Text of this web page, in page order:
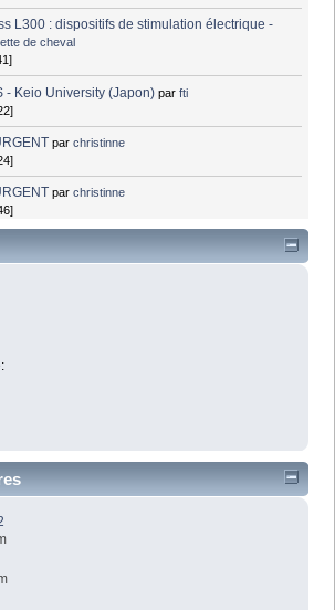
L300 : dispositifs de stimulation électrique -
de cheval
- Keio University (Japon) parfti
parchristinne
parchristinne
: